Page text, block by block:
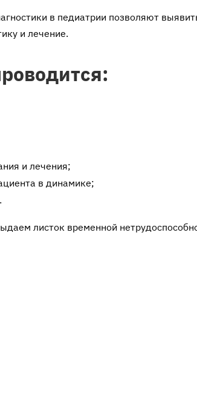
в педиатрии позволяют
и лечение.
и лечения;
в динамике;
листок временной